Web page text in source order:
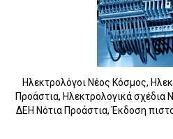
Ηλεκτρολόγοι Νέος Κόσμος,
Προάστια, Ηλεκτρολογικά σχέδια
ΔΕΗ Νότια Προάστια, Έκδοση